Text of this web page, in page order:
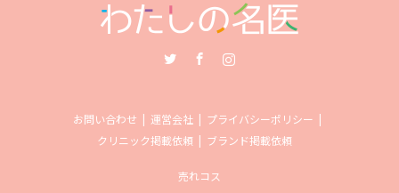
お問い合わせ 運営会社
プライバシーポリシー
クリニック掲載依頼
ブランド掲載依頼
売れコス